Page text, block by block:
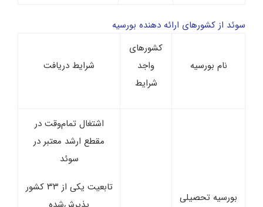
سوئد از کشورهای ارائه دهنده بورسیه
نام بورسیه
کشورهای
واجد
شرایط
شرایط دریافت
بورسیه تحصیلی
اشتغال تمام‌وقت در
مقطع ارشد معتبر در
سوئد
تابعیت یکی از ۳۳ کشور